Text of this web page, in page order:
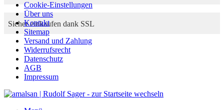
Sicher einkaufen dank SSL
Cookie-Einstellungen
Über uns
Kontakt
Sitemap
Versand und Zahlung
Widerrufsrecht
Datenschutz
AGB
Impressum